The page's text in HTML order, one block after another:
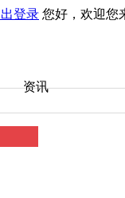
登录 您好，欢迎您
资讯